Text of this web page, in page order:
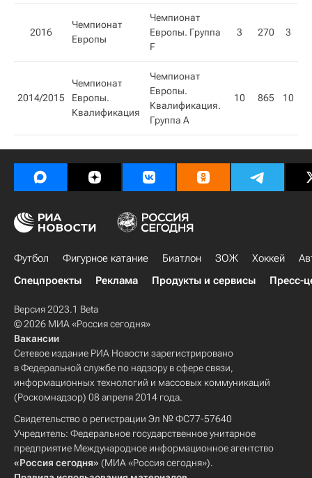
2016
Чемпионат
Европы
Чемпионат
Европы. Группа
F
3 270 3
2014/2015
Чемпионат
Европы.
Квалификация​
Чемпионат
Европы.
Квалификация.
Группа А
10 865 10
Футбол Фигурное катание Биатлон ЗОЖ Хоккей
Спецпроекты
Реклама Продукты и сервисы Пресс-
Версия 2023.1 Beta
© 2026 МИА «Россия сегодня»
Вакансии
Сетевое издание РИА Новости зарегистрировано
в Федеральной службе по надзору в сфере связи,
информационных технологий и массовых коммуникаций
(Роскомнадзор) 08 апреля 2014 года.
Свидетельство о регистрации Эл № ФС77-57640
Учредитель: Федеральное государственное унитарное
предприятие Международное информационное агентство
«Россия сегодня» (МИА «Россия сегодня»).